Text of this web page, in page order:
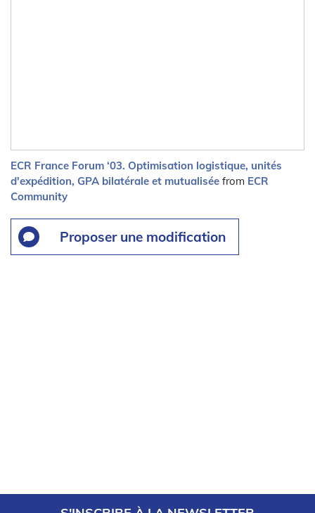
ECR France Forum ‘03. Optimisation logistique, unités
d'expédition, GPA bilatérale et mutualisée from ECR
Community
Proposer une modification